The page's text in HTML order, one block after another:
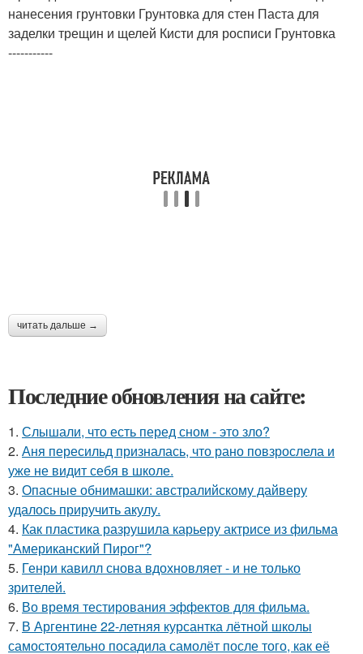
нанесения грунтовки Грунтовка для стен Паста для
заделки трещин и щелей Кисти для росписи Грунтовка
-----------
читать дальше →
Последние обновления на сайте:
1. Слышали, что есть перед сном - это зло?
2. Аня пересильд призналась, что рано повзрослела и
уже не видит себя в школе.
3. Опасные обнимашки: австралийскому дайверу
удалось приручить акулу.
4. Как пластика разрушила карьеру актрисе из фильма
"Американский Пирог"?
5. Генри кавилл снова вдохновляет - и не только
зрителей.
6. Во время тестирования эффектов для фильма.
7. В Аргентине 22-летняя курсантка лётной школы
самостоятельно посадила самолёт после того, как её